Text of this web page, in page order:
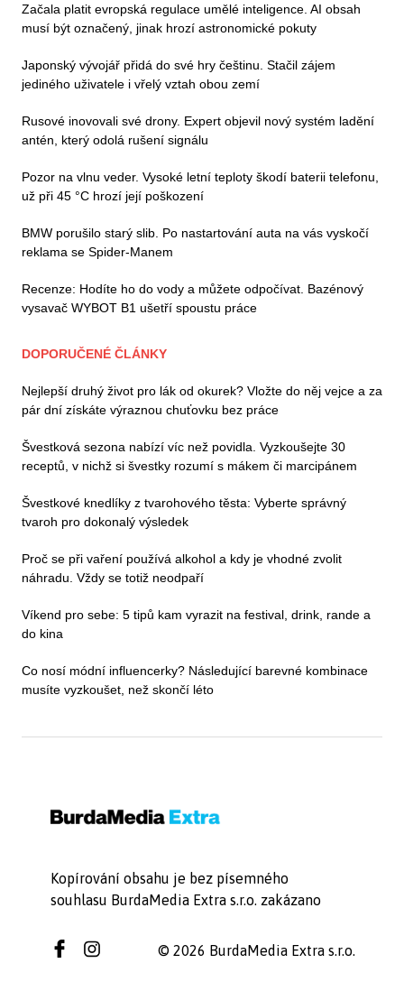
Začala platit evropská regulace umělé inteligence. AI obsah
musí být označený, jinak hrozí astronomické pokuty
Japonský vývojář přidá do své hry češtinu. Stačil zájem
jediného uživatele i vřelý vztah obou zemí
Rusové inovovali své drony. Expert objevil nový systém ladění
antén, který odolá rušení signálu
Pozor na vlnu veder. Vysoké letní teploty škodí baterii telefonu,
už při 45 °C hrozí její poškození
BMW porušilo starý slib. Po nastartování auta na vás vyskočí
reklama se Spider-Manem
Recenze: Hodíte ho do vody a můžete odpočívat. Bazénový
vysavač WYBOT B1 ušetří spoustu práce
DOPORUČENÉ ČLÁNKY
Nejlepší druhý život pro lák od okurek? Vložte do něj vejce a za
pár dní získáte výraznou chuťovku bez práce
Švestková sezona nabízí víc než povidla. Vyzkoušejte 30
receptů, v nichž si švestky rozumí s mákem či marcipánem
Švestkové knedlíky z tvarohového těsta: Vyberte správný
tvaroh pro dokonalý výsledek
Proč se při vaření používá alkohol a kdy je vhodné zvolit
náhradu. Vždy se totiž neodpaří
Víkend pro sebe: 5 tipů kam vyrazit na festival, drink, rande a
do kina
Co nosí módní influencerky? Následující barevné kombinace
musíte vyzkoušet, než skončí léto
Kopírování obsahu je bez písemného
souhlasu BurdaMedia Extra s.r.o. zakázano
© 2026 BurdaMedia Extra s.r.o.